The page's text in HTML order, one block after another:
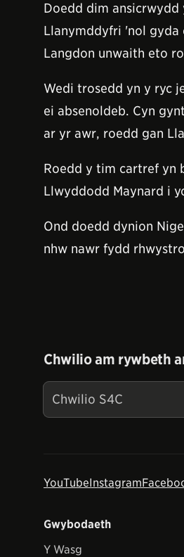
Doedd dim
Llanymddyfri 'nol gyda
Langdon unwaith eto
Wedi trosedd yn y ryc
ei absenoldeb. Cyn
ar yr awr, roedd gan
Roedd y tim cartref yn
Llwyddodd Maynard i
Ond doedd dynion
nhw nawr fydd
Chwilio am rywbeth
YouTubeInstagram
Gwybodaeth
Y Wasg